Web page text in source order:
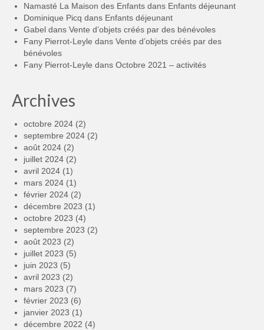
Namasté La Maison des Enfants dans Enfants déjeunant
Dominique Picq dans Enfants déjeunant
Gabel dans Vente d’objets créés par des bénévoles
Fany Pierrot-Leyle dans Vente d’objets créés par des
bénévoles
Fany Pierrot-Leyle dans Octobre 2021 – activités
Archives
octobre 2024 (2)
septembre 2024 (2)
août 2024 (2)
juillet 2024 (2)
avril 2024 (1)
mars 2024 (1)
février 2024 (2)
décembre 2023 (1)
octobre 2023 (4)
septembre 2023 (2)
août 2023 (2)
juillet 2023 (5)
juin 2023 (5)
avril 2023 (2)
mars 2023 (7)
février 2023 (6)
janvier 2023 (1)
décembre 2022 (4)